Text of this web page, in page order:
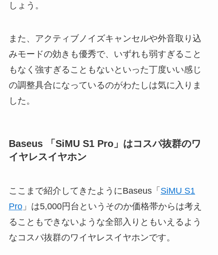
しょう。
また、アクティブノイズキャンセルや外音取り込
みモードの効きも優秀で、いずれも弱すぎること
もなく強すぎることもないといった丁度いい感じ
の調整具合になっているのがわたしは気に入りま
した。
Baseus 「SiMU S1 Pro」はコスパ抜群のワ
イヤレスイヤホン
ここまで紹介してきたようにBaseus「 SiMU S1
Pro」は5,000円台というそのか価格帯からは考え
ることもできないような全部入りともいえるよう
なコスパ抜群のワイヤレスイヤホンです。